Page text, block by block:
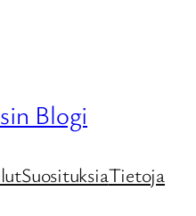
Blogi
SuosituksiaTietoja